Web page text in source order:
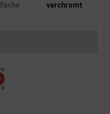
verchromt